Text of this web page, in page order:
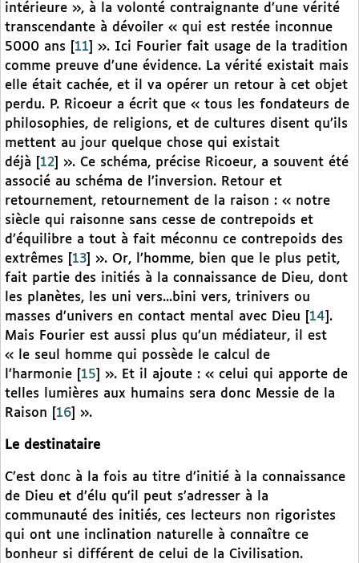
intérieure », à la volonté contraignante d’une vérité
transcendante à dévoiler « qui est restée inconnue
5000 ans
11
». Ici Fourier fait usage de la tradition
comme preuve d’une évidence. La vérité existait mais
elle était cachée, et il va opérer un retour à cet objet
perdu. P. Ricoeur a écrit que « tous les fondateurs de
philosophies, de religions, et de cultures disent qu’ils
mettent au jour quelque chose qui existait
déjà
12
». Ce schéma, précise Ricoeur, a souvent été
associé au schéma de l’inversion. Retour et
retournement, retournement de la raison : « notre
siècle qui raisonne sans cesse de contrepoids et
d’équilibre a tout à fait méconnu ce contrepoids des
extrêmes
13
». Or, l’homme, bien que le plus petit,
fait partie des initiés à la connaissance de Dieu, dont
les planètes, les uni vers...bini vers, trinivers ou
masses d’univers en contact mental avec Dieu
14 .
Mais Fourier est aussi plus qu’un médiateur, il est
« le seul homme qui possède le calcul de
l’harmonie
15
». Et il ajoute : « celui qui apporte de
telles lumières aux humains sera donc Messie de la
Raison
16 ».
Le destinataire
C’est donc à la fois au titre d’initié à la connaissance
de Dieu et d’élu qu’il peut s’adresser à la
communauté des initiés, ces lecteurs non rigoristes
qui ont une inclination naturelle à connaître ce
bonheur si différent de celui de la Civilisation.